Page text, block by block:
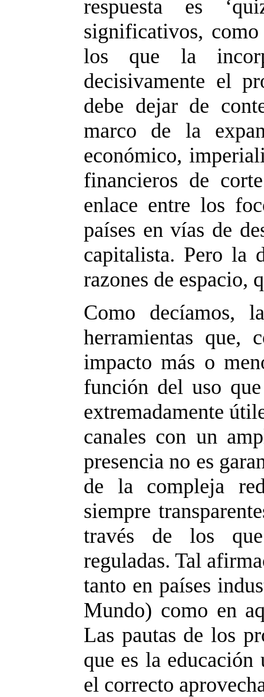
respuesta es
significativos,
los que la
decisivamente el
debe dejar de
marco de la
económico,
financieros de
enlace entre los
países en vías de
capitalista. Pero la
razones de espacio,
Como decíamos,
herramientas que,
impacto más o
función del uso
extremadamente
canales con un
presencia no es
de la compleja
siempre
través de los
reguladas. Tal
tanto en países
Mundo) como en
Las pautas de los
que es la educación
el correcto